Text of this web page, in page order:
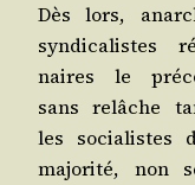
Dès lors,
syn­di­ca­listes
naires le
sans relâche
les socia­listes
majo­ri­té, non